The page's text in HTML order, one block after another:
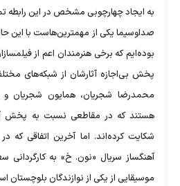
به ایجاد چهارچوبی مشخص در این رابطه
صداوسیما یکی از مهمترین‌هاست با این
بوده‌ایم که برخی هنرمندان اعم از
پخش بی‌اجازه آثارشان از شبکه‌های
محمدرضا شجریان، همایون شجریان
هستند که در مقاطعی نسبت به پخش
شکایت کرده‌اند. اما آخرین اتفاقی که
آهنگساز سریال «نون. خ» به کارگردانی
موسیقایی از یکی از نوازندگان بلوچستان